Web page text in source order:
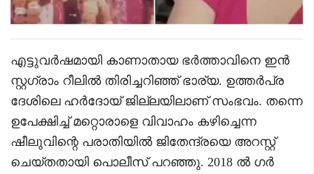
എട്ടുവർഷമായി കാണാതായ ഭർത്താവിനെ ഇൻ
സ്റ്റഗ്രാം റീലിൽ തിരിച്ചറിഞ്ഞ് ഭാര്യ. ഉത്തർപ്ര
ദേശിലെ ഹർദോയ് ജില്ലയിലാണ് സംഭവം. തന്നെ
ഉപേക്ഷിച്ച് മറ്റൊരാളെ വിവാഹം കഴിച്ചെന്ന
ഷീലുവിന്റെ പരാതിയിൽ ജിതേന്ദ്രയെ അറസ്റ്റ്
ചെയ്തതായി പൊലീസ് പറഞ്ഞു. 2018 ൽ ഗർ